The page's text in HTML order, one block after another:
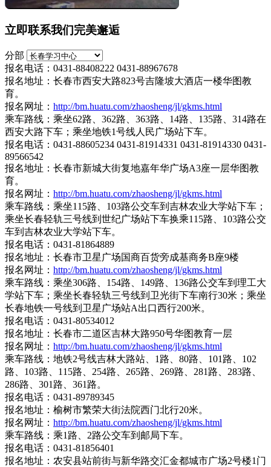
立即联系我们完美邂逅
分部
报名电话：0431-88408222 0431-88967678
报名地址：长春市西安大路823号吉隆坡大酒店一楼华图教
育。
报名网址： http://bm.huatu.com/zhaosheng/jl/gkms.html
乘车路线：乘坐62路、362路、363路、14路、135路、314路在
西安大路下车；乘坐地铁1号线人民广场站下车。
报名电话：0431-88605234 0431-81914331 0431-81914330 0431-
89566542
报名地址：长春市新城大街复地嘉年华广场A3座一层华图教
育。
报名网址： http://bm.huatu.com/zhaosheng/jl/gkms.html
乘车路线：乘坐115路、103路公交车到吉林农业大学站下车；
乘坐长春轻轨三号线到世纪广场站下车换乘115路、103路公交
车到吉林农业大学站下车。
报名电话：0431-81864889
报名地址：长春市卫星广场国商百货旁成基商务B座9楼
报名网址： http://bm.huatu.com/zhaosheng/jl/gkms.html
乘车路线：乘坐306路、154路、149路、136路公交车到理工大
学站下车；乘坐长春轻轨三号线到卫光街下车南行30米；乘坐
长春地铁一号线到卫星广场站A出口西行200米。
报名电话：0431-80534012
报名地址：长春市二道区吉林大路950号华图教育一层
报名网址： http://bm.huatu.com/zhaosheng/jl/gkms.html
乘车路线：地铁2号线吉林大路站、1路、80路、101路、102
路、103路、115路、254路、265路、269路、281路、283路、
286路、301路、361路。
报名电话：0431-89789345
报名地址：榆树市繁荣大街法院西门北行20米。
报名网址： http://bm.huatu.com/zhaosheng/jl/gkms.html
乘车路线：乘1路、2路公交车到邮局下车。
报名电话：0431-81856401
报名地址：农安县站前街与新华路交汇金都城市广场2号楼1门